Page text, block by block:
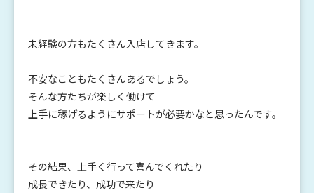
未経験の方もたくさん入店してきます。
不安なこともたくさんあるでしょう。
そんな方たちが楽しく働けて
上手に稼げるようにサポートが必要かなと思ったんです。
その結果、上手く行って喜んでくれたり
成長できたり、成功で来たり